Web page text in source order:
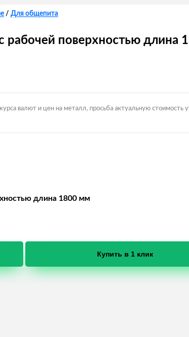
/ Для общепита
рабочей поверхностью длина
валют и цен на металл, просьба актуальную стоимость
длина 1800 мм
Купить в 1 клик